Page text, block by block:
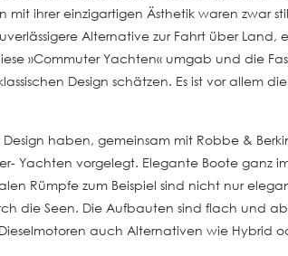
ihrer einzigartigen Ästhetik waren zwar
Alternative zur Fahrt über
»Commuter Yachten« umgab und die
Design schätzen. Es ist vor allem
haben, gemeinsam mit Robbe &
Yachten vorgelegt. Elegante Boote ganz
Rümpfe zum Beispiel sind nicht nur
die Seen. Die Aufbauten sind flach und
auch Alternativen wie Hybrid